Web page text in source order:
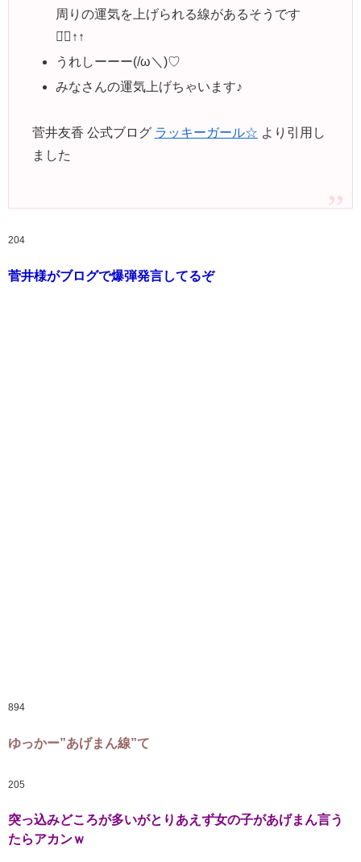
周りの運気を上げられる線があるそうです
⌄̈⃝↑↑
うれしーーー(/ω＼)♡
みなさんの運気上げちゃいます♪
菅井友香 公式ブログ ラッキーガール☆ より引用し
ました
204
菅井様がブログで爆弾発言してるぞ
894
ゆっかー”あげまん線”て
205
突っ込みどころが多いがとりあえず女の子があげまん言う
たらアカンｗ